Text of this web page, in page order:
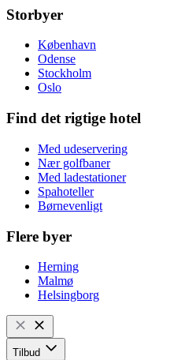
Storbyer
København
Odense
Stockholm
Oslo
Find det rigtige hotel
Med udeservering
Nær golfbaner
Med ladestationer
Spahoteller
Børnevenligt
Flere byer
Herning
Malmø
Helsingborg
Tilbud